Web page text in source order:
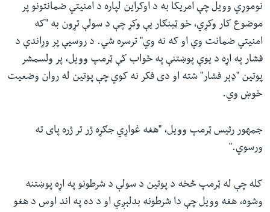
نوموړي وویل چې امریکا به د اوکراین لپاره د امنیتي ضمانتونو پر
موضوع کار وکړي، خو ټینګار یې وکړ چې د سولې تړون به "که
امنیتي ضمانت وي او که نه وي" ترسره شي. د روسیې پر وړاندې د
فشار په اړه د یوې پوښتنې په ځواب کې ټرمپ وویل، پر ولسمشر
پوتین "ډېر فشار" شته او دی فکر نه کوي چې پوتین له روان وضعیت
خوښ وي.
جمهور رئیس ټرمپ وویل، "هغه غواړي جګړه ژر تر ژره پای ته
ورسوي."
کله چې له ټرمپ څخه د پوتین د سولې د شرطونو په اړه پوښتنه
وشوه، هغه وویل چې دا شرطونه بدلېږي او د ده په اند اوس د هغو